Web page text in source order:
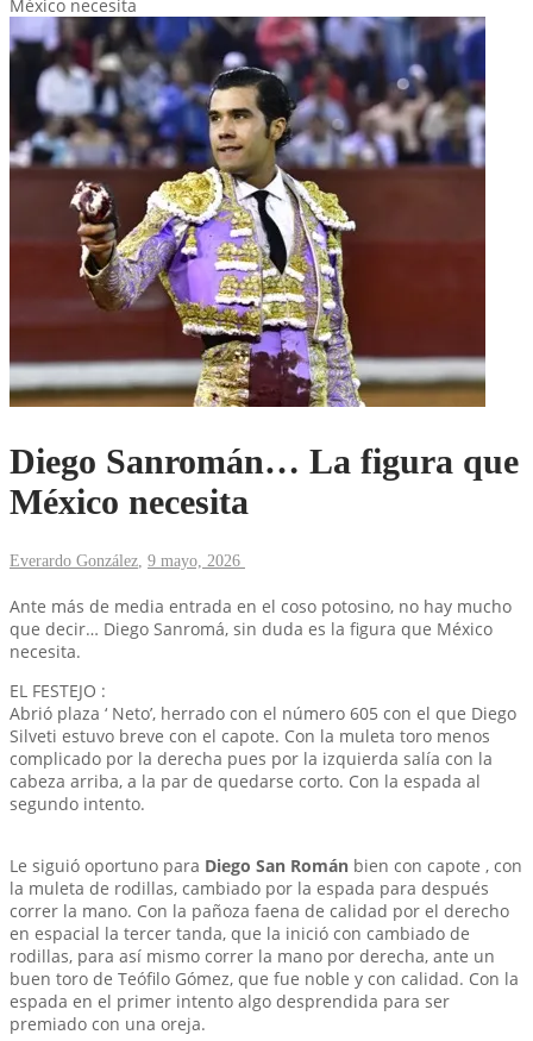
México necesita
Diego Sanromán… La figura que
México necesita
Everardo González, 9 mayo, 2026
Ante más de media entrada en el coso potosino, no hay mucho
que decir… Diego Sanromá, sin duda es la figura que México
necesita.
EL FESTEJO :
Abrió plaza ‘ Neto’, herrado con el número 605 con el que Diego
Silveti estuvo breve con el capote. Con la muleta toro menos
complicado por la derecha pues por la izquierda salía con la
cabeza arriba, a la par de quedarse corto. Con la espada al
segundo intento.
Le siguió oportuno para Diego San Román bien con capote , con
la muleta de rodillas, cambiado por la espada para después
correr la mano. Con la pañoza faena de calidad por el derecho
en espacial la tercer tanda, que la inició con cambiado de
rodillas, para así mismo correr la mano por derecha, ante un
buen toro de Teófilo Gómez, que fue noble y con calidad. Con la
espada en el primer intento algo desprendida para ser
premiado con una oreja.